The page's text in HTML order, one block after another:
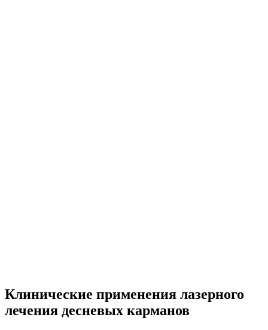
Клинические применения лазерного
лечения десневых карманов